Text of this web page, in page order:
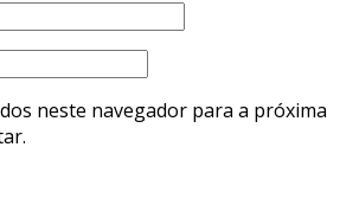
neste navegador para a próxima